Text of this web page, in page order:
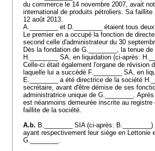
du commerce le 14 novembre 2007, avait
international de produits pétroliers. Sa
12 août 2013.
A.________ et D.________ étaient tous
Le premier en a occupé la fonction de
second celle d'administrateur du 30
Dès la fondation de G.________, la tenue
H.________ SA, en liquidation (ci-après:
Celle-ci était également l'organe de révision
laquelle lui a succédé F.________ SA, en
E.________ a été directrice de la société
secrétaire, avant d'être démise de ses
administratrice unique de G.________.
est néanmoins demeurée inscrite au
faillite de la société.
A.b. B.________ SIA (ci-après:
ayant respectivement leur siège en Lettonie
G.________.